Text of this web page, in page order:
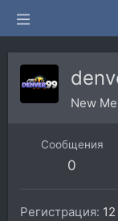
New
Сообщения
0
Регистрация